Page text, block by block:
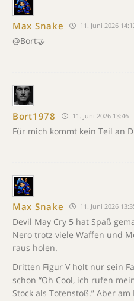
Max Snake 11. Juni 2026
@Bort🤝
Bort1978 11. Juni 2026 13:46
Für mich kommt kein Teil an
Max Snake 11. Juni 2026
Devil May Cry 5 hat Spaß
Nero trotz viele Waffen und
raus holen.
Dritten Figur V holt nur sein
schon “Oh Cool, ich rufen
Stock als Totenstoß.” Aber